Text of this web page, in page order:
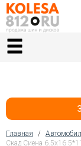
Главная
Автосервис
Главная /
Скад Сиена 6.5x16